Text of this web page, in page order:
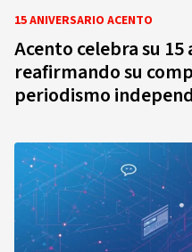
15 ANIVERSARIO ACENTO
Acento celebra su
reafirmando su
periodismo